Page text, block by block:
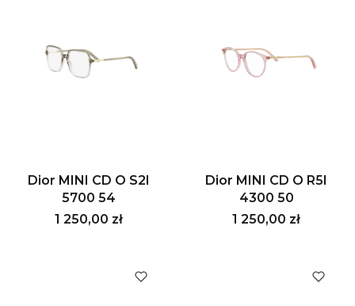
Dior MINI CD O S2I
5700 54
Cena
1 250,00 zł
Dior MINI CD O R5I
4300 50
Cena
1 250,00 zł